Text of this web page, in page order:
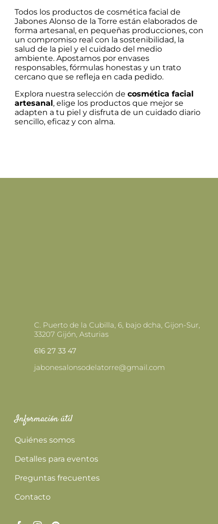
Todos los productos de cosmética facial de
Jabones Alonso de la Torre están elaborados de
forma artesanal, en pequeñas producciones, con
un compromiso real con la sostenibilidad, la
salud de la piel y el cuidado del medio
ambiente. Apostamos por envases
responsables, fórmulas honestas y un trato
cercano que se refleja en cada pedido.
Explora nuestra selección de cosmética facial
artesanal, elige los productos que mejor se
adapten a tu piel y disfruta de un cuidado diario
sencillo, eficaz y con alma.
C. Puerto de la Cubilla, 6, bajo dcha, Gijon-Sur,
33207 Gijón, Asturias
616 27 33 47
jabonesalonsodelatorre@gmail.com
Información útil
Quiénes somos
Detalles para eventos
Preguntas frecuentes
Contacto